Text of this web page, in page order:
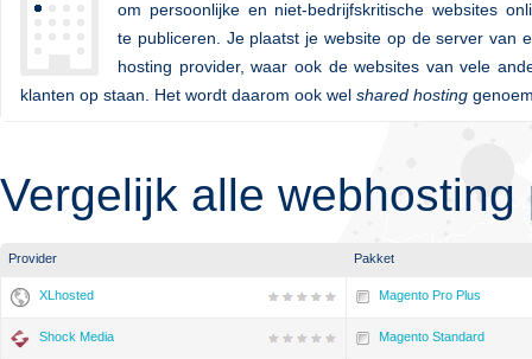
om persoonlijke en niet-bedrijfskritische websites
te publiceren. Je plaatst je website op de server van
hosting provider, waar ook de websites van vele
klanten op staan. Het wordt daarom ook wel shared hosting
Vergelijk alle
Provider Pakket
XLhosted Magento Pro Plus
Shock Media Magento Standard